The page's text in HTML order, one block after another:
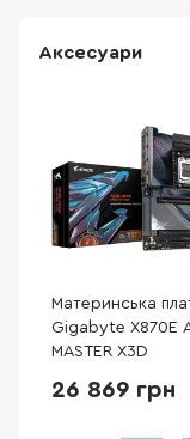
Аксесуари
Материнська
Gigabyte X870E
MASTER X3D
26 869 грн